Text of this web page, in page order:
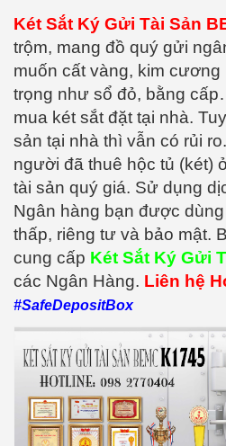
Két Sắt Ký Gửi Tài Sản
trộm, mang đồ quý gửi
muốn cất vàng, kim
trọng như sổ đỏ, bằng
mua két sắt đặt tại nhà.
sản tại nhà thì vẫn có rủi
người đã thuê hộc tủ (két)
tài sản quý giá. Sử dụng
Ngân hàng bạn được
thấp, riêng tư và bảo mật.
cung cấp Két Sắt Ký Gửi
các Ngân Hàng. Liên hệ
#SafeDepositBox